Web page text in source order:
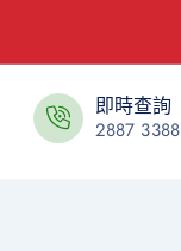
即時查詢
2887 3388